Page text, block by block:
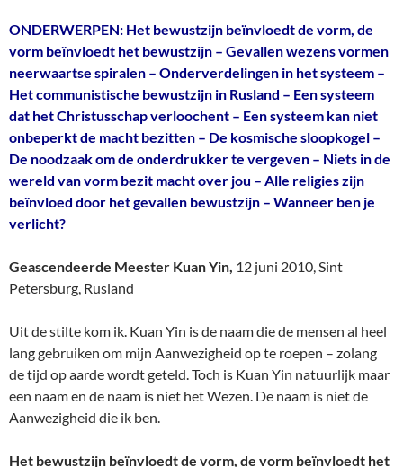
ONDERWERPEN: Het bewustzijn beïnvloedt de vorm, de
vorm beïnvloedt het bewustzijn – Gevallen wezens vormen
neerwaartse spiralen – Onderverdelingen in het systeem –
Het communistische bewustzijn in Rusland – Een systeem
dat het Christusschap verloochent – Een systeem kan niet
onbeperkt de macht bezitten – De kosmische sloopkogel –
De noodzaak om de onderdrukker te vergeven – Niets in de
wereld van vorm bezit macht over jou – Alle religies zijn
beïnvloed door het gevallen bewustzijn – Wanneer ben je
verlicht?
Geascendeerde Meester Kuan Yin, 12 juni 2010, Sint
Petersburg, Rusland
Uit de stilte kom ik. Kuan Yin is de naam die de mensen al heel
lang gebruiken om mijn Aanwezigheid op te roepen – zolang
de tijd op aarde wordt geteld. Toch is Kuan Yin natuurlijk maar
een naam en de naam is niet het Wezen. De naam is niet de
Aanwezigheid die ik ben.
Het bewustzijn beïnvloedt de vorm, de vorm beïnvloedt het